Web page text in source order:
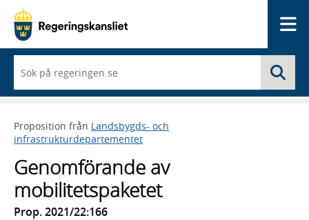
du
börjar
skriva
framträder
en
med
sökförslag
Proposition från Landsbygds- och
infrastrukturdepartementet
Genomförande av
mobilitetspaketet
Prop. 2021/22:166